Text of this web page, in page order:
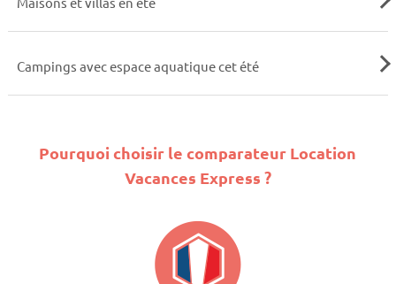
Campings avec espace aquatique cet été
Pourquoi choisir le comparateur Location
Vacances Express ?